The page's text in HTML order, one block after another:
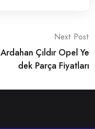
Next Post
Ardahan Çıldır Opel Ye
dek Parça Fiyatları